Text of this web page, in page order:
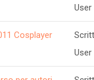
User
Cosplayer
User